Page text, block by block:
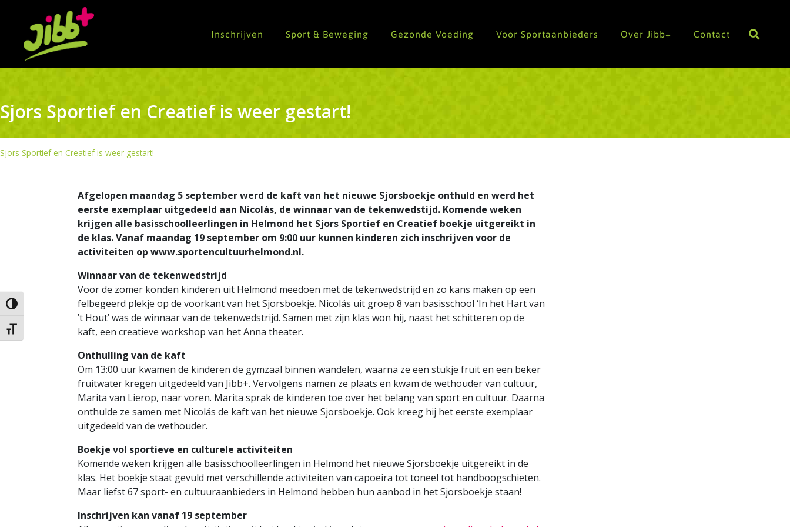
Keuze voor hoog contrast
Kies grootte van het lettertype
Inschrijven Sport & Beweging Gezonde Voeding Voor Sportaanbieders Over Jibb+ Contact
Sjors Sportief en Creatief is weer gestart!
Sjors Sportief en Creatief is weer gestart!
Afgelopen maandag 5 september werd de kaft van het nieuwe Sjorsboekje onthuld en werd het
eerste exemplaar uitgedeeld aan Nicolás, de winnaar van de tekenwedstijd. Komende weken
krijgen alle basisschoolleerlingen in Helmond het Sjors Sportief en Creatief boekje uitgereikt in
de klas. Vanaf maandag 19 september om 9:00 uur kunnen kinderen zich inschrijven voor de
activiteiten op www.sportencultuurhelmond.nl.
Winnaar van de tekenwedstrijd
Voor de zomer konden kinderen uit Helmond meedoen met de tekenwedstrijd en zo kans maken op een
felbegeerd plekje op de voorkant van het Sjorsboekje. Nicolás uit groep 8 van basisschool ‘In het Hart van
’t Hout’ was de winnaar van de tekenwedstrijd. Samen met zijn klas won hij, naast het schitteren op de
kaft, een creatieve workshop van het Anna theater.
Onthulling van de kaft
Om 13:00 uur kwamen de kinderen de gymzaal binnen wandelen, waarna ze een stukje fruit en een beker
fruitwater kregen uitgedeeld van Jibb+. Vervolgens namen ze plaats en kwam de wethouder van cultuur,
Marita van Lierop, naar voren. Marita sprak de kinderen toe over het belang van sport en cultuur. Daarna
onthulde ze samen met Nicolás de kaft van het nieuwe Sjorsboekje. Ook kreeg hij het eerste exemplaar
uitgedeeld van de wethouder.
Boekje vol sportieve en culturele activiteiten
Komende weken krijgen alle basisschoolleerlingen in Helmond het nieuwe Sjorsboekje uitgereikt in de
klas. Het boekje staat gevuld met verschillende activiteiten van capoeira tot toneel tot handboogschieten.
Maar liefst 67 sport- en cultuuraanbieders in Helmond hebben hun aanbod in het Sjorsboekje staan!
Inschrijven kan vanaf 19 september